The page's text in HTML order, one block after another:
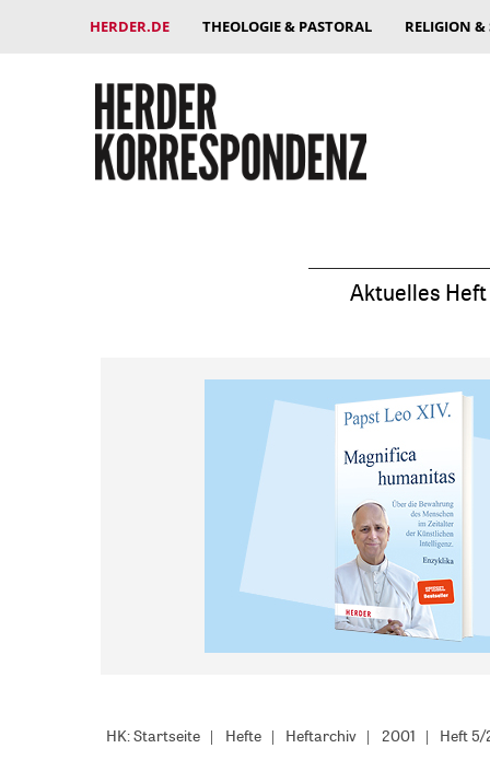
HERDER.DE THEOLOGIE & PASTORAL RELIGION
Aktuelles Heft
HK: Startseite Hefte Heftarchiv 2001 Heft 5/